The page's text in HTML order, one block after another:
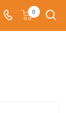
0